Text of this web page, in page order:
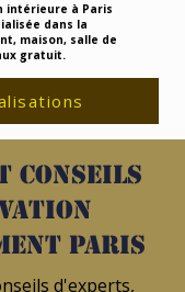
intérieure à Paris
dans la
maison, salle de
gratuit.
conseils
Paris
d'experts,